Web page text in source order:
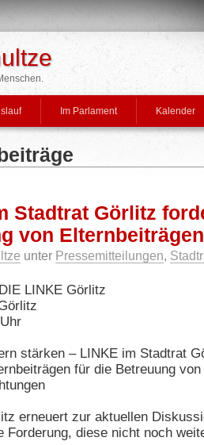
Im Parlament Kalender
Stadtrat Görlitz
von Elternbeiträgen
unter Pressemitteilungen,
LINKE Görlitz
stärken – LINKE im Stadtrat
für die Betreuung
erneuert zur aktuellen
Forderung, diese nicht noch